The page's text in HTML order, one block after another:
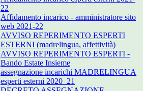
22
Affidamento incarico - amministratore sito
web 2021-22
AVVISO REPERIMENTO ESPERTI
ESTERNI (madrelingua, affettività)
AVVISO REPERIMENTO ESPERTI -
Bando Estate Insieme
assegnazione incarichi MADRELINGUA
esperti esterni 2020_21